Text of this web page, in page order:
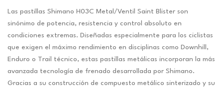
Las pastillas Shimano H03C Metal/Ventil Saint Blister son
sinónimo de potencia, resistencia y control absoluto en
condiciones extremas. Diseñadas especialmente para los ciclistas
que exigen el máximo rendimiento en disciplinas como Downhill,
Enduro o Trail técnico, estas pastillas metálicas incorporan la más
avanzada tecnología de frenado desarrollada por Shimano.
Gracias a su construcción de compuesto metálico sinterizado y su